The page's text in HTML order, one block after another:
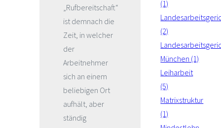
„Rufbereitschaft“
ist demnach die
Zeit, in welcher
der
Arbeitnehmer
sich an einem
beliebigen Ort
aufhält, aber
ständig
(1)
(2)
München (1)
Leiharbeit
(5)
Matrixstruktur
(1)